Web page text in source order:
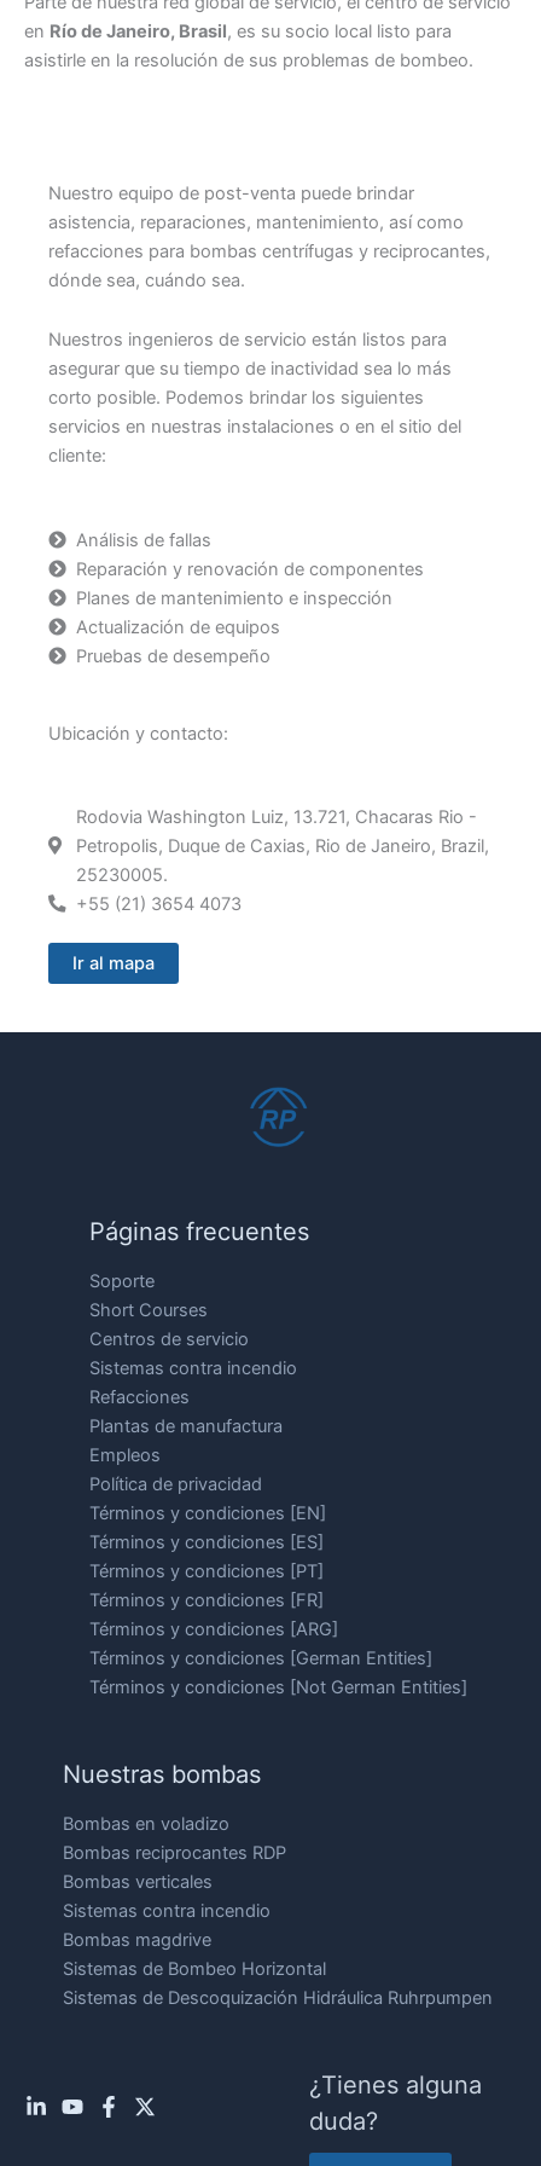
en Río de Janeiro, Brasil, es su socio local listo para
asistirle en la resolución de sus problemas de bombeo.
Nuestro equipo de post-venta puede brindar
asistencia, reparaciones, mantenimiento, así como
refacciones para bombas centrífugas y reciprocantes,
dónde sea, cuándo sea.
Nuestros ingenieros de servicio están listos para
asegurar que su tiempo de inactividad sea lo más
corto posible. Podemos brindar los siguientes
servicios en nuestras instalaciones o en el sitio del
cliente:
Análisis de fallas
Reparación y renovación de componentes
Planes de mantenimiento e inspección
Actualización de equipos
Pruebas de desempeño
Ubicación y contacto:
Rodovia Washington Luiz, 13.721, Chacaras Rio -
Petropolis, Duque de Caxias, Rio de Janeiro, Brazil,
25230005.
+55 (21) 3654 4073
Ir al mapa
Páginas frecuentes
Soporte
Short Courses
Centros de servicio
Sistemas contra incendio
Refacciones
Plantas de manufactura
Empleos
Política de privacidad
Términos y condiciones [EN]
Términos y condiciones [ES]
Términos y condiciones [PT]
Términos y condiciones [FR]
Términos y condiciones [ARG]
Términos y condiciones [German Entities]
Términos y condiciones [Not German Entities]
Nuestras bombas
Bombas en voladizo
Bombas reciprocantes RDP
Bombas verticales
Sistemas contra incendio
Bombas magdrive
Sistemas de Bombeo Horizontal
Sistemas de Descoquización Hidráulica Ruhrpumpen
¿Tienes alguna
duda?